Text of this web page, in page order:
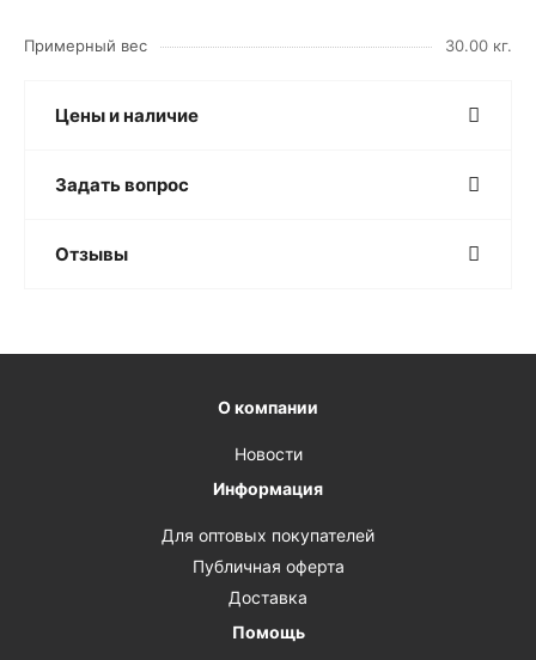
Примерный вес 30.00 кг.
Цены и наличие
Задать вопрос
Отзывы
О компании
Новости
Информация
Для оптовых покупателей
Публичная оферта
Доставка
Помощь